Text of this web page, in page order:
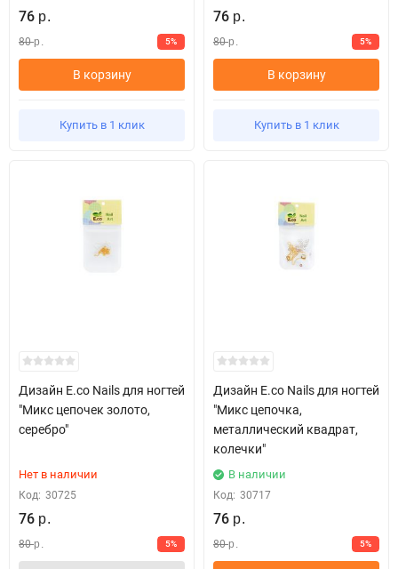
76 р.
80р. 5%
В корзину
Купить в 1 клик
76 р.
80р. 5%
В корзину
Купить в 1 клик
Дизайн E.co Nails для ногтей
"Микс цепочек золото,
серебро"
Нет в наличии
Код: 30725
76 р.
80 р. 5%
Дизайн E.co Nails для ногтей
"Микс цепочка,
металлический квадрат,
колечки"
В наличии
Код: 30717
76 р.
80 р. 5%